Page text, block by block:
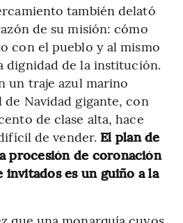
también delató
de su misión: cómo
con el pueblo y al mismo
dignidad de la institución.
un traje azul marino
Navidad gigante, con
de clase alta, hace
de vender. El plan de
procesión de coronación
es un guiño a la